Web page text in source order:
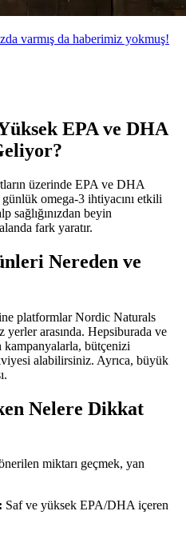
varmış da haberimiz yokmuş!
EPA ve DHA
üzerinde EPA ve DHA
omega-3 ihtiyacını etkili
sağlığınızdan beyin
fark yaratır.
Nereden ve
platformlar Nordic Naturals
arasında. Hepsiburada ve
bütçenizi
alabilirsiniz. Ayrıca, büyük
Nelere Dikkat
miktarı geçmek, yan
Saf ve yüksek EPA/DHA içeren